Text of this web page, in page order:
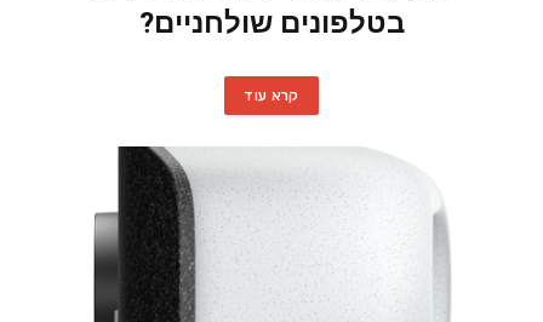
בטלפונים שולחניים?
קרא עוד